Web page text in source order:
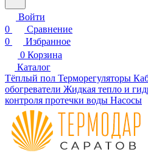
Войти
0
Сравнение
0
Избранное
0 Корзина
Каталог
Тёплый пол Терморегуляторы
обогреватели Жидкая тепло и
контроля протечки воды Насосы